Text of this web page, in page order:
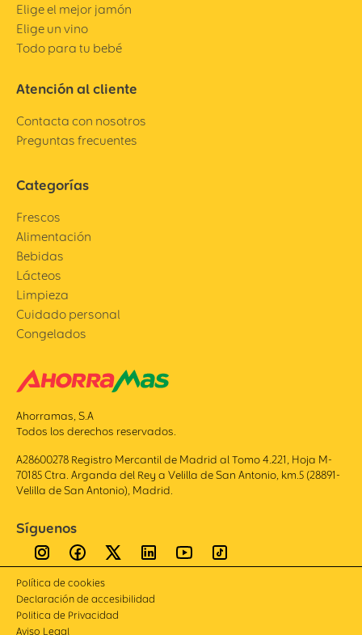
Elige el mejor jamón
Elige un vino
Todo para tu bebé
Atención al cliente
Contacta con nosotros
Preguntas frecuentes
Categorías
Frescos
Alimentación
Bebidas
Lácteos
Limpieza
Cuidado personal
Congelados
Ahorramas, S.A
Todos los derechos reservados.
A28600278 Registro Mercantil de Madrid al Tomo 4.221, Hoja M-
70185 Ctra. Arganda del Rey a Velilla de San Antonio, km.5 (28891-
Velilla de San Antonio), Madrid.
Síguenos
Política de cookies
Declaración de accesibilidad
Politica de Privacidad
Aviso Legal